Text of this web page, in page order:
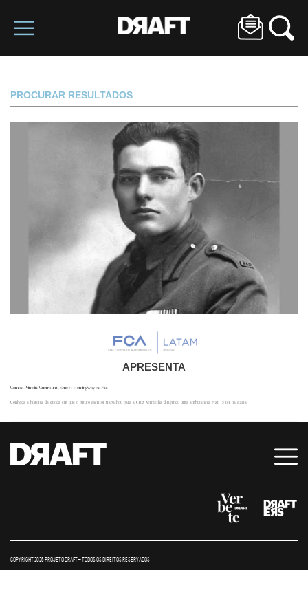
PROCURAR RESULTADOS
APRESENTA
Como a Primeira Guerra uniu Ernest Hemingway e a Fiat
Conheça a história da época em que o futuro escritor trabalhou para a Cruz Vermelha dirigindo uma ambulância Fiat 15 ter na Itália.
COPYRIGHT 2026 PROJETO DRAFT – TODOS OS DIREITOS RESERVADOS